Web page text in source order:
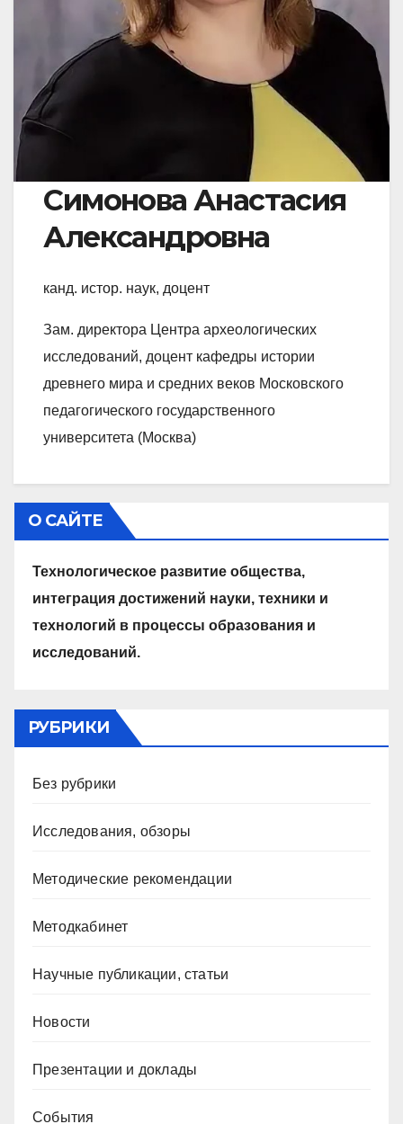
Симонова Анастасия
Александровна
канд. истор. наук, доцент
Зам. директора Центра археологических
исследований, доцент кафедры истории
древнего мира и средних веков Московского
педагогического государственного
университета (Москва)
О САЙТЕ
Технологическое развитие общества,
интеграция достижений науки, техники и
технологий в процессы образования и
исследований.
РУБРИКИ
Без рубрики
Исследования, обзоры
Методические рекомендации
Методкабинет
Научные публикации, статьи
Новости
Презентации и доклады
События